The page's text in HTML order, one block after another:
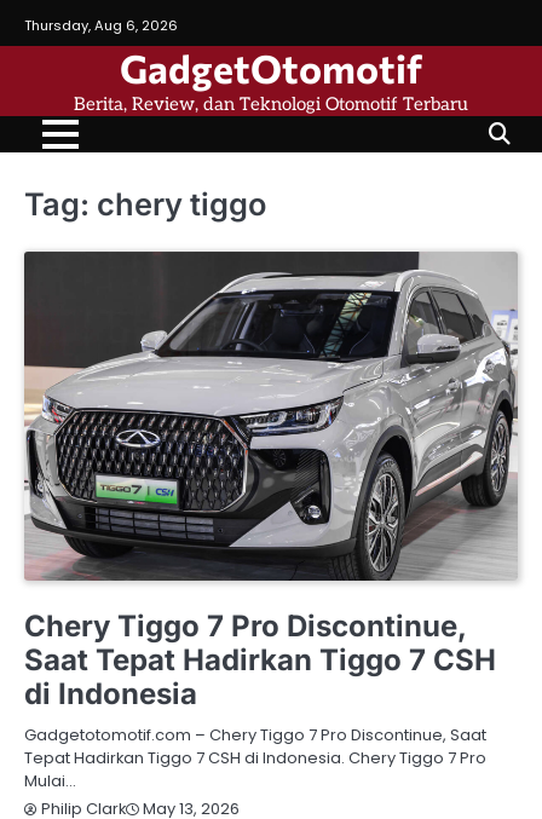
to
Thursday, Aug 6, 2026
GadgetOtomotif
Berita, Review, dan Teknologi Otomotif Terbaru
Tag: chery tiggo
Chery Tiggo 7 Pro Discontinue,
Saat Tepat Hadirkan Tiggo 7 CSH
di Indonesia
Gadgetotomotif.com – Chery Tiggo 7 Pro Discontinue, Saat
Tepat Hadirkan Tiggo 7 CSH di Indonesia. Chery Tiggo 7 Pro
Mulai…
Philip Clark
May 13, 2026